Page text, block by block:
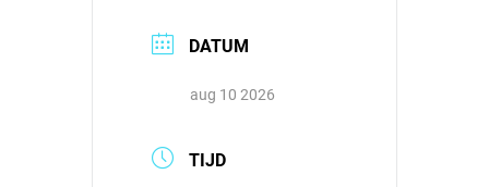
DATUM
aug 10 2026
TIJD